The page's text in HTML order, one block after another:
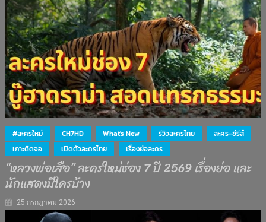
#ละครใหม่ CH7HD What's New รีวิวละครไทย
ละคร-ซีรีส์
เกาะติดจอ
เปิดตัวละครไทย เรื่องย่อละคร
“หลวงพ่อเสือ” ละครใหม่ช่อง 7 ปี 2569 เรื่องย่อ และ
นักแสดงมีใครบ้าง
25 กรกฎาคม 2026